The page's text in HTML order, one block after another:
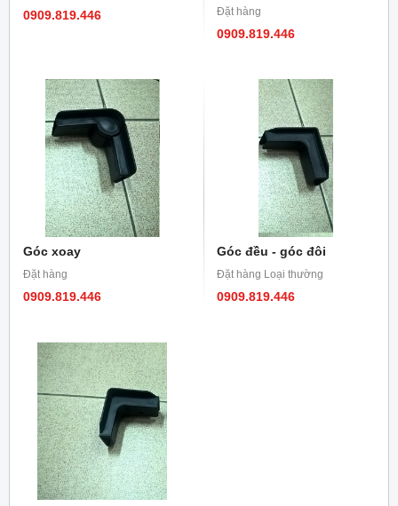
0909.819.446 Đặt hàng
0909.819.446
Góc xoay
Đặt hàng
0909.819.446
Góc đều - góc đôi
Đặt hàng Loại thường
0909.819.446